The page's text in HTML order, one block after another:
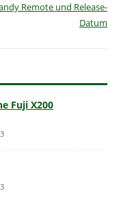
Remote und Release-
Datum
Fuji X200